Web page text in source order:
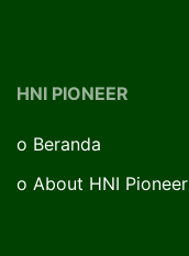
HNI PIONEER
o Beranda
o About HNI Pioneer